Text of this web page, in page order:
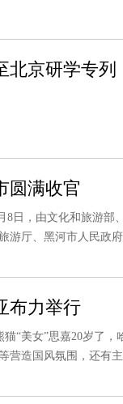
北京研学专列
圆满收官
，由文化和旅游部
游厅、黑河市人民政
布力举行
美女”思嘉20岁了，
营造国风氛围，还有